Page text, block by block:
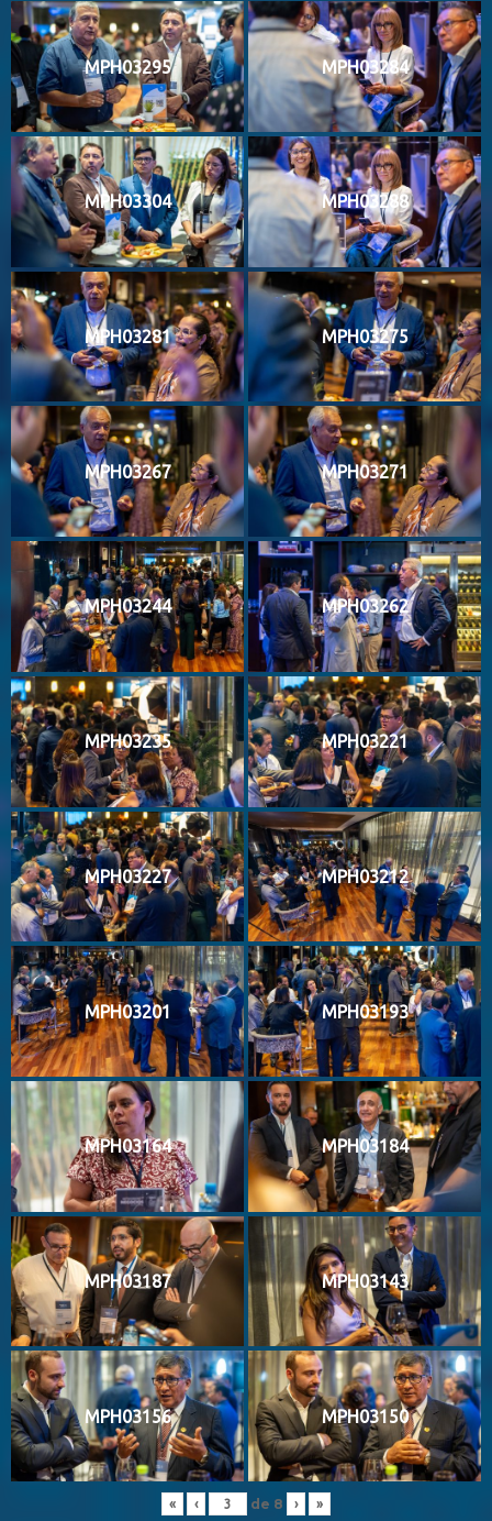
MPH03295 MPH03284
MPH03304 MPH03288
MPH03281 MPH03275
MPH03267 MPH03271
MPH03244 MPH03262
MPH03235 MPH03221
MPH03227 MPH03212
MPH03201 MPH03193
MPH03164 MPH03184
MPH03187 MPH03143
MPH03156 MPH03150
« ‹ de 8 › »